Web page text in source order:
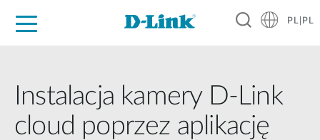
PL|PL
Instalacja kamery D-Link
cloud poprzez aplikację